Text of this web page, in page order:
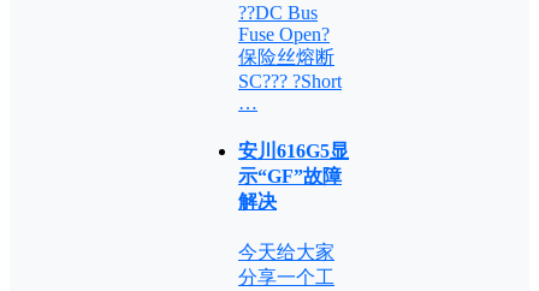
??DC Bus
Fuse Open?
保险丝熔断
SC??? ?Short
…
安川616G5显
示“GF”故障
解决
今天给大家
分享一个工